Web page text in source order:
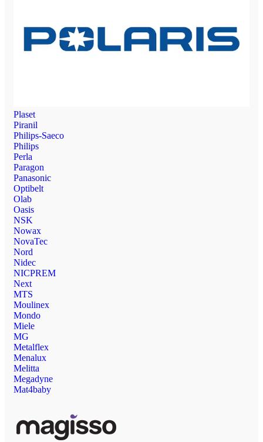
Plaset
Piranil
Philips-Saeco
Philips
Perla
Paragon
Panasonic
Optibelt
Olab
Oasis
NSK
Nowax
NovaTec
Nord
Nidec
NICPREM
Next
MTS
Moulinex
Mondo
Miele
MG
Metalflex
Menalux
Melitta
Megadyne
Mat4baby